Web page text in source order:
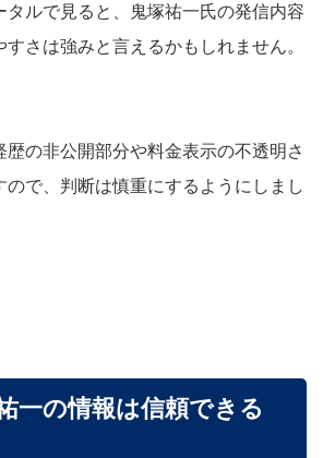
タルで見ると、鬼塚祐一氏の発信内容
さは強みと言えるかもしれません。
歴の非公開部分や料金表示の不透明さ
で、判断は慎重にするようにしまし
一の情報は信頼できる